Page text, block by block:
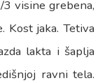
visine grebena,
Kost jaka. Tetiva
lakta i šaplja
ravni tela.